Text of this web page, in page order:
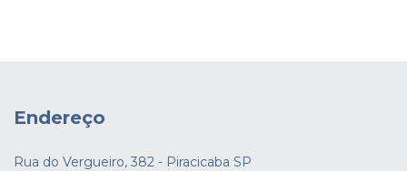
Endereço
Rua do Vergueiro, 382 - Piracicaba SP